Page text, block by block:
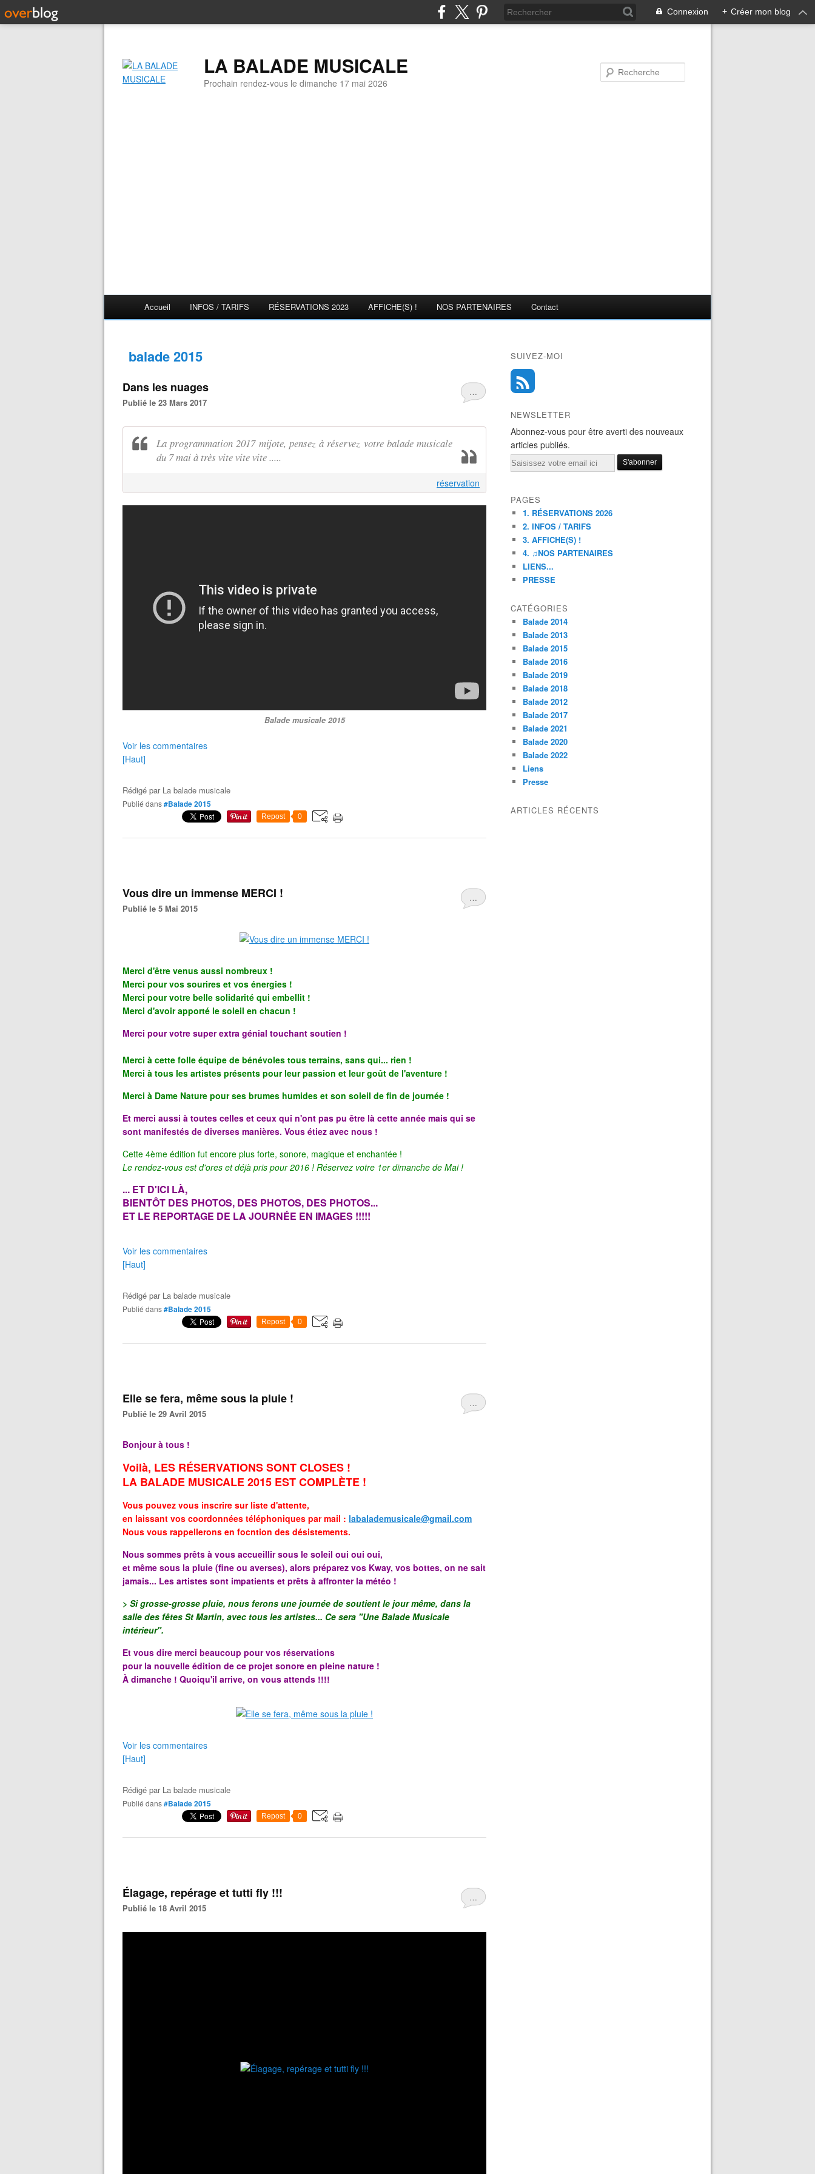
Connexion + Créer mon blog
LA BALADE MUSICALE
Prochain rendez-vous le dimanche 17 mai 2026
Accueil INFOS / TARIFS RÉSERVATIONS 2023 AFFICHE(S) ! NOS PARTENAIRES Contact
balade 2015
…
Dans les nuages
Publié le 23 Mars 2017
La programmation 2017 mijote, pensez à réservez votre balade musicale
du 7 mai à très vite vite vite .....
réservation
Balade musicale 2015
Voir les commentaires
[Haut]
Rédigé par La balade musicale
Publié dans#Balade 2015
Repost 0
…
Vous dire un immense MERCI !
Publié le 5 Mai 2015
Merci d'être venus aussi nombreux !
Merci pour vos sourires et vos énergies !
Merci pour votre belle solidarité qui embellit !
Merci d'avoir apporté le soleil en chacun !
Merci pour votre super extra génial touchant soutien !
Merci à cette folle équipe de bénévoles tous terrains, sans qui... rien !
Merci à tous les artistes présents pour leur passion et leur goût de l'aventure !
Merci à Dame Nature pour ses brumes humides et son soleil de fin de journée !
Et merci aussi à toutes celles et ceux qui n'ont pas pu être là cette année mais qui se
sont manifestés de diverses manières. Vous étiez avec nous !
Cette 4ème édition fut encore plus forte, sonore, magique et enchantée !
Le rendez-vous est d'ores et déjà pris pour 2016 ! Réservez votre 1er dimanche de Mai !
... ET D'ICI LÀ,
BIENTÔT DES PHOTOS, DES PHOTOS, DES PHOTOS...
ET LE REPORTAGE DE LA JOURNÉE EN IMAGES !!!!!
Voir les commentaires
[Haut]
Rédigé par La balade musicale
Publié dans#Balade 2015
Repost 0
…
Elle se fera, même sous la pluie !
Publié le 29 Avril 2015
Bonjour à tous !
Voilà, LES RÉSERVATIONS SONT CLOSES !
LA BALADE MUSICALE 2015 EST COMPLÈTE !
Vous pouvez vous inscrire sur liste d'attente,
en laissant vos coordonnées téléphoniques par mail : labalademusicale@gmail.com
Nous vous rappellerons en focntion des désistements.
Nous sommes prêts à vous accueillir sous le soleil oui oui oui,
et même sous la pluie (fine ou averses), alors préparez vos Kway, vos bottes, on ne sait
jamais... Les artistes sont impatients et prêts à affronter la météo !
> Si grosse-grosse pluie, nous ferons une journée de soutient le jour même, dans la
salle des fêtes St Martin, avec tous les artistes... Ce sera "Une Balade Musicale
intérieur".
Et vous dire merci beaucoup pour vos réservations
pour la nouvelle édition de ce projet sonore en pleine nature !
À dimanche ! Quoiqu'il arrive, on vous attends !!!!
Voir les commentaires
[Haut]
Rédigé par La balade musicale
Publié dans#Balade 2015
Repost 0
…
Élagage, repérage et tutti fly !!!
Publié le 18 Avril 2015
SUIVEZ-MOI
NEWSLETTER
Abonnez-vous pour être averti des nouveaux
articles publiés.
Email
PAGES
1. RÉSERVATIONS 2026
2. INFOS / TARIFS
3. AFFICHE(S) !
4. ♫NOS PARTENAIRES
LIENS...
PRESSE
CATÉGORIES
Balade 2014
Balade 2013
Balade 2015
Balade 2016
Balade 2019
Balade 2018
Balade 2012
Balade 2017
Balade 2021
Balade 2020
Balade 2022
Liens
Presse
ARTICLES RÉCENTS